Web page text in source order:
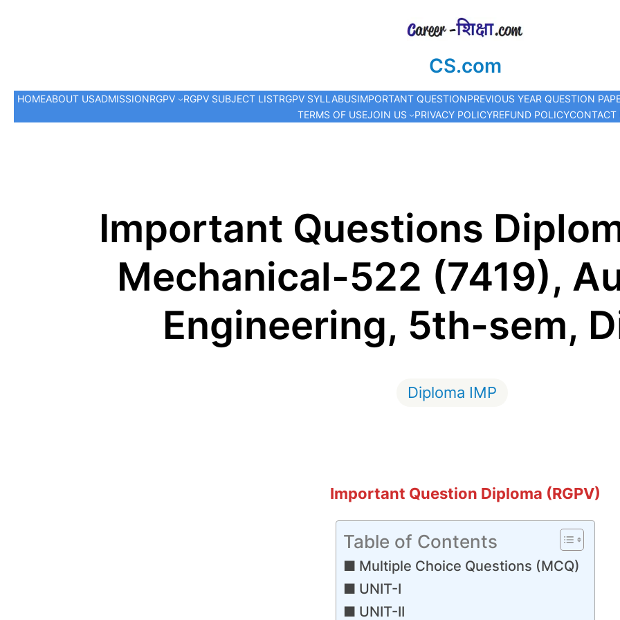
CS.com
HOMEABOUT USADMISSIONRGPV RGPV SUBJECT LISTRGPV SYLLABUSIMPORTANT QUESTIONPREVIOUS YEAR QUESTION
TERMS OF USEJOIN US PRIVACY POLICYREFUND POLICYCONTACT
Important Questions
Mechanical-522 (7419),
Engineering, 5th-sem,
Diploma IMP
Important Question Diploma (RGPV)
Table of Contents
Multiple Choice Questions (MCQ)
UNIT-I
UNIT-II